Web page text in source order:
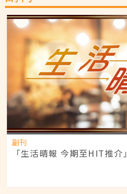
副刊
「生活晴報 今期至HIT推介」